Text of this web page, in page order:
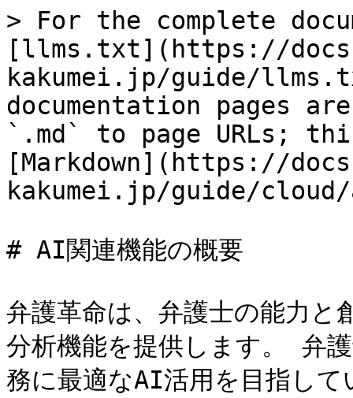
> For the complete
[llms.txt](https://
kakumei.jp/guide/
documentation pages
`.md` to page URLs;
[Markdown](https://
kakumei.jp/guide/
# AI関連機能の概要
弁護革命は、弁護士の能力
分析機能を提供します。 弁
務に最適なAI活用を目指し